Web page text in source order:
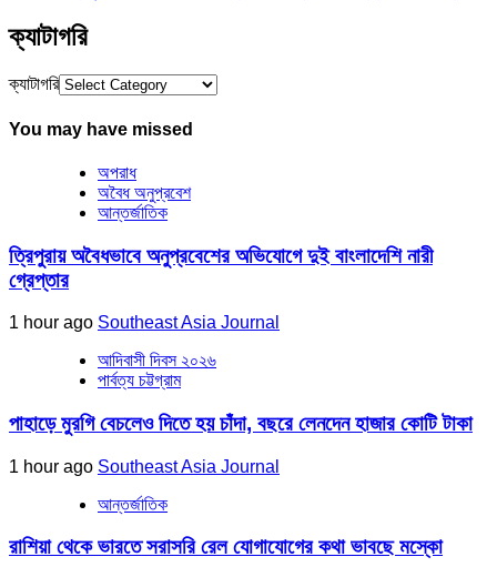
ক্যাটাগরি
ক্যাটাগরি
You may have missed
অপরাধ
অবৈধ অনুপ্রবেশ
আন্তর্জাতিক
ত্রিপুরায় অবৈধভাবে অনুপ্রবেশের অভিযোগে দুই বাংলাদেশি নারী
গ্রেপ্তার
1 hour ago Southeast Asia Journal
আদিবাসী দিবস ২০২৬
পার্বত্য চট্টগ্রাম
পাহাড়ে মুরগি বেচলেও দিতে হয় চাঁদা, বছরে লেনদেন হাজার কোটি টাকা
1 hour ago Southeast Asia Journal
আন্তর্জাতিক
রাশিয়া থেকে ভারতে সরাসরি রেল যোগাযোগের কথা ভাবছে মস্কো